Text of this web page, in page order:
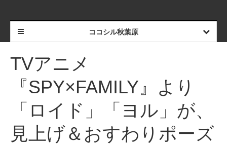
ココシル秋葉原
TVアニメ
『SPY×FAMILY』より
「ロイド」「ヨル」が、
見上げ＆おすわりポーズ